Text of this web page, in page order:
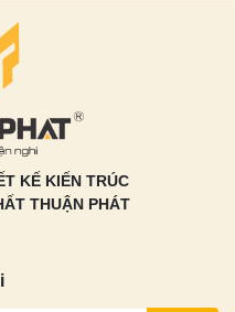
KẾ KIẾN TRÚC
THUẬN PHÁT